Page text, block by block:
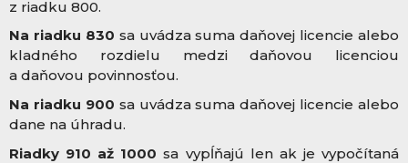
z riadku 800.
Na riadku 830 sa uvádza suma daňovej licencie alebo
kladného rozdielu medzi daňovou licenciou
a daňovou povinnosťou.
Na riadku 900 sa uvádza suma daňovej licencie alebo
dane na úhradu.
Riadky 910 až 1000sa vypĺňajú len ak je vypočítaná